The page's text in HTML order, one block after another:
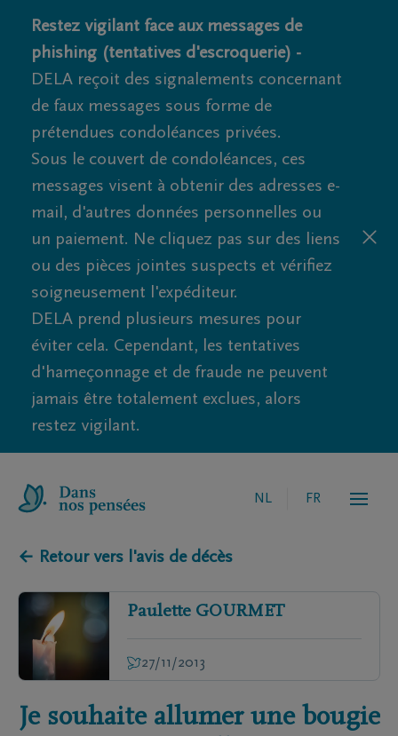
Restez vigilant face aux messages de
phishing (tentatives d'escroquerie) -
DELA reçoit des signalements concernant
de faux messages sous forme de
prétendues condoléances privées.
Sous le couvert de condoléances, ces
messages visent à obtenir des adresses e-
mail, d'autres données personnelles ou
un paiement. Ne cliquez pas sur des liens
ou des pièces jointes suspects et vérifiez
soigneusement l'expéditeur.
DELA prend plusieurs mesures pour
éviter cela. Cependant, les tentatives
d'hameçonnage et de fraude ne peuvent
jamais être totalement exclues, alors
restez vigilant.
NL FR
← Retour vers l'avis de décès
Paulette GOURMET
27/11/2013
Je souhaite allumer une bougie